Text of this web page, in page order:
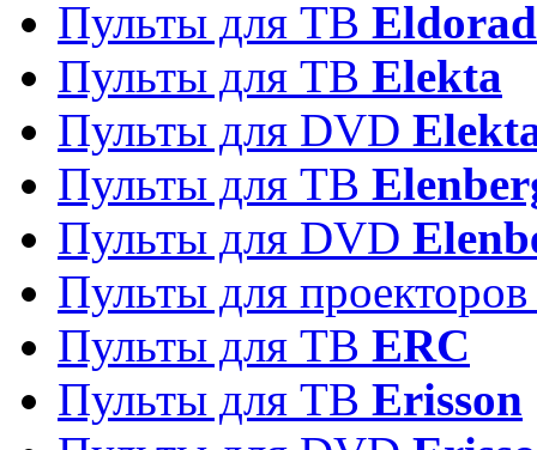
Пульты для ТВ
Пульты для ТВ Elekta
Пульты для DVD
Пульты для ТВ
Пульты для DVD
Пульты для
Пульты для ТВ ERC
Пульты для ТВ Erisson